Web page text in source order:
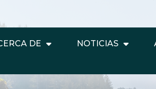
DE NOTICIAS